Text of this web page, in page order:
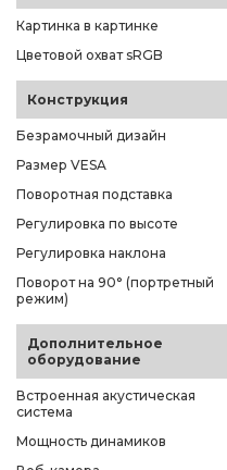
Картинка в картинке
Цветовой охват sRGB
Конструкция
Безрамочный дизайн
Размер VESA
Поворотная подставка
Регулировка по высоте
Регулировка наклона
Поворот на 90° (портретный
режим)
Дополнительное
оборудование
Встроенная акустическая
система
Мощность динамиков